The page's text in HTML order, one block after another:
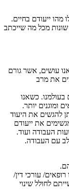
מהו ייעודם בחיים.
שונות מכל מה שייכתב
עושים, אשר גורם
את מרב
כשאנו
ומוגנים יותר.
להגשים את היעוד
את ייעודם
העבודה ועוד.
עם העבודה.
עורכי דין/
לחולל שינוי